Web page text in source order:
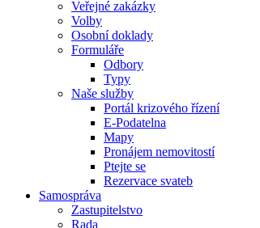
Veřejné zakázky
Volby
Osobní doklady
Formuláře
Odbory
Typy
Naše služby
Portál krizového řízení
E-Podatelna
Mapy
Pronájem nemovitostí
Ptejte se
Rezervace svateb
Samospráva
Zastupitelstvo
Rada